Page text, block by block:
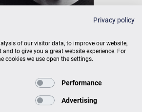
прошлого века его песни
на вечеринках и тусовках во
шара: Принс Роджерс Нелсон
«князем», но настоящим
особенно в
кругах. Джазовый пианист
Privacy policy
of our visitor data, to improve our website,
to give you a great website experience. For
cookies we use open the settings.
Performance
Advertising